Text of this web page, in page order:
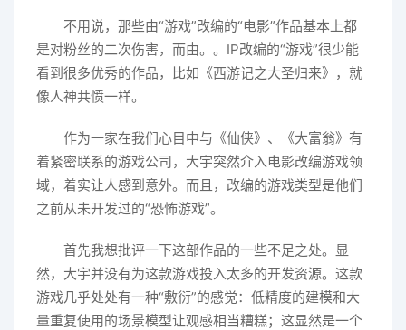
不用说，那些由“游戏”改编的“电影”作品基本上都
是对粉丝的二次伤害，而由。。IP改编的“游戏”很少能
看到很多优秀的作品，比如《西游记之大圣归来》，就
像人神共愤一样。
作为一家在我们心目中与《仙侠》、《大富翁》有
着紧密联系的游戏公司，大宇突然介入电影改编游戏领
域，着实让人感到意外。而且，改编的游戏类型是他们
之前从未开发过的“恐怖游戏”。
首先我想批评一下这部作品的一些不足之处。显
然，大宇并没有为这款游戏投入太多的开发资源。这款
游戏几乎处处有一种“敷衍”的感觉：低精度的建模和大
量重复使用的场景模型让观感相当糟糕；这显然是一个